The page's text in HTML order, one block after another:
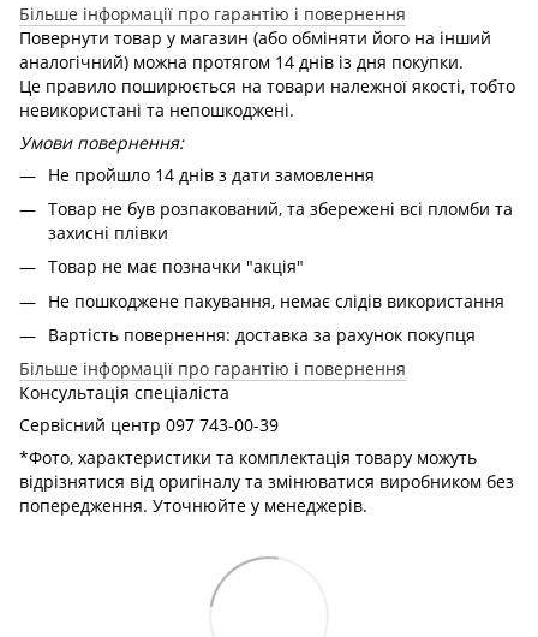
Більше інформації про гарантію і повернення
Повернути товар у магазин (або обміняти його на інший
аналогічний) можна протягом 14 днів із дня покупки.
Це правило поширюється на товари належної якості, тобто
невикористані та непошкоджені.
Умови повернення:
Не пройшло 14 днів з дати замовлення
Товар не був розпакований, та збережені всі пломби та
захисні плівки
Товар не має позначки "акція"
Не пошкоджене пакування, немає слідів використання
Вартість повернення: доставка за рахунок покупця
Більше інформації про гарантію і повернення
Консультація спеціаліста
Сервісний центр 097 743-00-39
*Фото, характеристики та комплектація товару можуть
відрізнятися від оригіналу та змінюватися виробником без
попередження. Уточнюйте у менеджерів.